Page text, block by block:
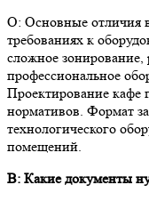
О: Основные отличия
требованиях к
сложное зонирование,
профессиональное
Проектирование кафе
нормативов. Формат
технологического
помещений.
В: Какие документы